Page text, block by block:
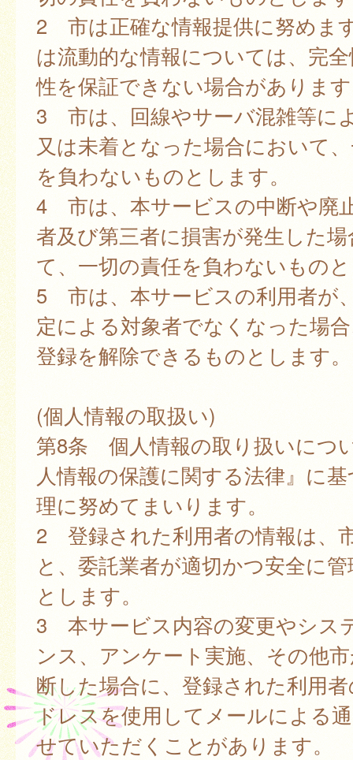
2 市は正確な情報提供に努めま
は流動的な情報については、完
性を保証できない場合がありま
3 市は、回線やサーバ混雑等に
又は未着となった場合において
を負わないものとします。
4 市は、本サービスの中断や廃
者及び第三者に損害が発生した
て、一切の責任を負わないもの
5 市は、本サービスの利用者が
定による対象者でなくなった場
登録を解除できるものとします。
(個人情報の取扱い)
第8条 個人情報の取り扱いにつ
人情報の保護に関する法律』に
理に努めてまいります。
2 登録された利用者の情報は、
と、委託業者が適切かつ安全に
とします。
3 本サービス内容の変更やシス
ンス、アンケート実施、その他
断した場合に、登録された利用
ドレスを使用してメールによる
せていただくことがあります。